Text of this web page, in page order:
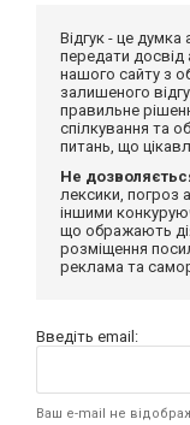
Відгук - це
передати
нашого сайту з
залишеного
правильне
спілкування та
питань, що
Не
лексики, погроз
іншими
що ображають
розміщення
реклама та
Введіть email:
Ваш e-mail не